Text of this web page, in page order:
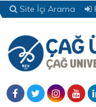
Site İçi Arama